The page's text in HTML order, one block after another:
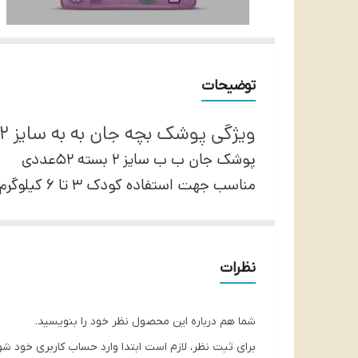
توضیحات
ویژگی پوشک بچه جان به به سایز 2 بسته 52عددی
پوشک جان ب ب سایز 2 بسته 52عددی
مناسب جهت استفاده کودک 3 تا 6 کیلوگرم
با قدرت انعطاف پذیری بالا
الیاف سازگار با پوست کودک
بسیار نازک
چسب کناره های قوی
نظرات
شما هم درباره این محصول نظر خود را بنویسید.
برای ثبت نظر، لازم است ابتدا وارد حساب کاربری خود